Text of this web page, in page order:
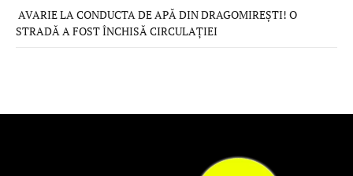
AVARIE LA CONDUCTA DE APĂ DIN DRAGOMIREȘTI! O
STRADĂ A FOST ÎNCHISĂ CIRCULAȚIEI